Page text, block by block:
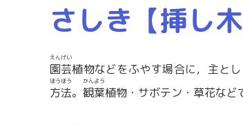
さしき【挿し木
園芸
えんげい
植物などをふやす場合に，主と
方法
ほうほう
。 観葉
かんよう
植物・サボテン・草花など